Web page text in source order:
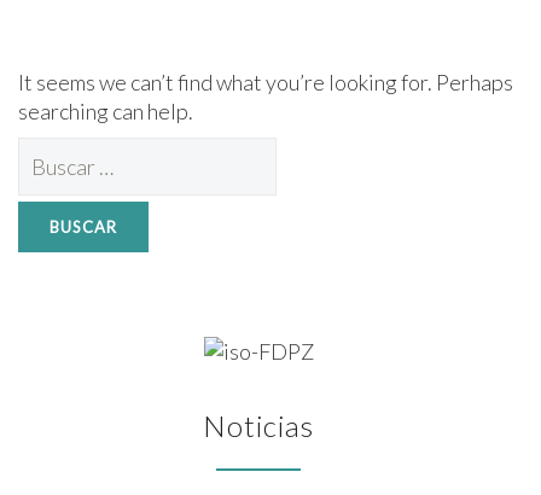
It seems we can’t find what you’re looking for. Perhaps
searching can help.
Noticias